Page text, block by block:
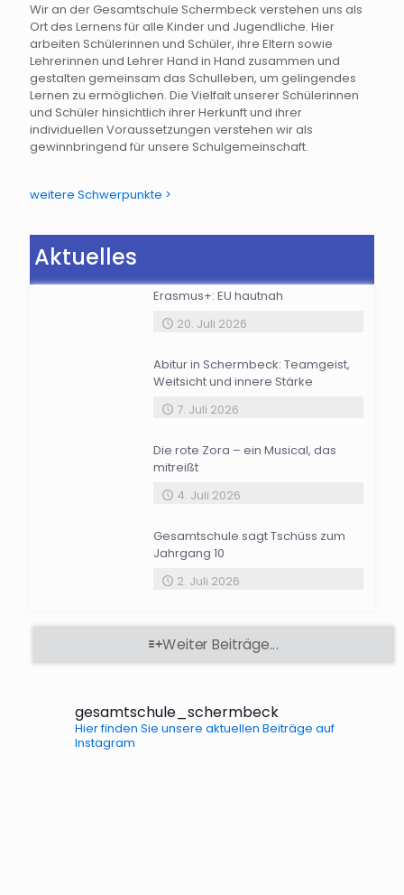
Wir an der Gesamtschule Schermbeck verstehen uns als
Ort des Lernens für alle Kinder und Jugendliche. Hier
arbeiten Schülerinnen und Schüler, ihre Eltern sowie
Lehrerinnen und Lehrer Hand in Hand zusammen und
gestalten gemeinsam das Schulleben, um gelingendes
Lernen zu ermöglichen. Die Vielfalt unserer Schülerinnen
und Schüler hinsichtlich ihrer Herkunft und ihrer
individuellen Voraussetzungen verstehen wir als
gewinnbringend für unsere Schulgemeinschaft.
weitere Schwerpunkte >
Aktuelles
Erasmus+: EU hautnah
20. Juli 2026
Abitur in Schermbeck: Teamgeist,
Weitsicht und innere Stärke
7. Juli 2026
Die rote Zora – ein Musical, das
mitreißt
4. Juli 2026
Gesamtschule sagt Tschüss zum
Jahrgang 10
2. Juli 2026
Weiter Beiträge...
gesamtschule_schermbeck
Hier finden Sie unsere aktuellen Beiträge auf
Instagram